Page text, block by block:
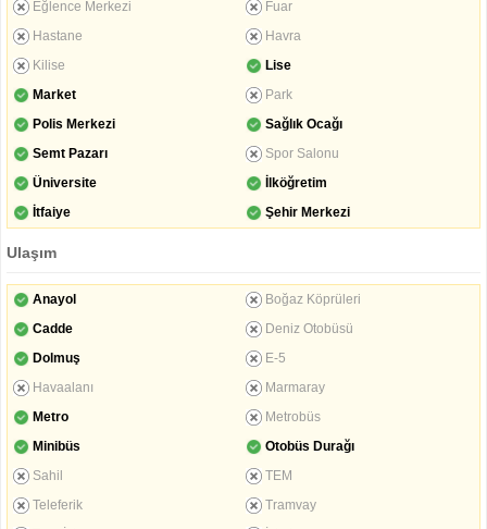
Eğlence Merkezi
Fuar
Hastane
Havra
Kilise
Lise
Market
Park
Polis Merkezi
Sağlık Ocağı
Semt Pazarı
Spor Salonu
Üniversite
İlköğretim
İtfaiye
Şehir Merkezi
Ulaşım
Anayol
Boğaz Köprüleri
Cadde
Deniz Otobüsü
Dolmuş
E-5
Havaalanı
Marmaray
Metro
Metrobüs
Minibüs
Otobüs Durağı
Sahil
TEM
Teleferik
Tramvay